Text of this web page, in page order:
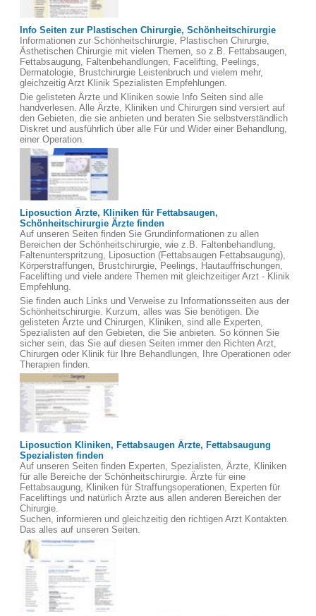
Info Seiten zur Plastischen Chirurgie, Schönheitschirurgie
Informationen zur Schönheitschirurgie, Plastischen Chirurgie,
Ästhetischen Chirurgie mit vielen Themen, so z.B. Fettabsaugen,
Fettabsaugung, Faltenbehandlungen, Facelifting, Peelings,
Dermatologie, Brustchirurgie Leistenbruch und vielem mehr,
gleichzeitig Arzt Klinik Spezialisten Empfehlungen.
Die gelisteten Ärzte und Kliniken sowie Info Seiten sind alle
handverlesen. Alle Ärzte, Kliniken und Chirurgen sind versiert auf
den Gebieten, die sie anbieten und beraten Sie selbstverständlich
Diskret und ausführlich über alle Für und Wider einer Behandlung,
einer Operation.
Liposuction Ärzte, Kliniken für Fettabsaugen,
Schönheitschirurgie Ärzte finden
Auf unseren Seiten finden Sie Grundinformationen zu allen
Bereichen der Schönheitschirurgie, wie z.B. Faltenbehandlung,
Faltenunterspritzung, Liposuction (Fettabsaugen Fettabsaugung),
Körperstraffungen, Brustchirurgie, Peelings, Hautauffrischungen,
Facelifting und viele andere Themen mit gleichzeitiger Arzt - Klinik
Empfehlung.
Sie finden auch Links und Verweise zu Informationsseiten aus der
Schönheitschirurgie. Kurzum, alles was Sie benötigen. Die
gelisteten Ärzte und Chirurgen, Kliniken, sind alle Experten,
Spezialisten auf den Gebieten, die Sie anbieten. So können Sie
sicher sein, das Sie auf diesen Seiten immer den Richten Arzt,
Chirurgen oder Klinik für Ihre Behandlungen, Ihre Operationen oder
Therapien finden.
Liposuction Kliniken, Fettabsaugen Ärzte, Fettabsaugung
Spezialisten finden
Auf unseren Seiten finden Experten, Spezialisten, Ärzte, Kliniken
für alle Bereiche der Schönheitschirurgie. Ärzte für eine
Fettabsaugung, Kliniken für Straffungsoperationen, Experten für
Faceliftings und natürlich Ärzte aus allen anderen Bereichen der
Chirurgie.
Suchen, informieren und gleichzeitig den richtigen Arzt Kontakten.
Das alles auf unseren Seiten.